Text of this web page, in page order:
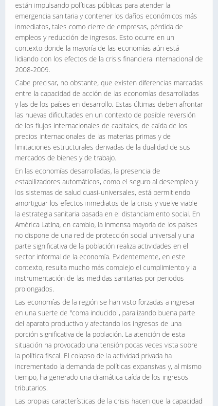
están impulsando políticas públicas para atender la
emergencia sanitaria y contener los daños económicos más
inmediatos, tales como cierre de empresas, pérdida de
empleos y reducción de ingresos. Esto ocurre en un
contexto donde la mayoría de las economías aún está
lidiando con los efectos de la crisis financiera internacional de
2008-2009.
Cabe precisar, no obstante, que existen diferencias marcadas
entre la capacidad de acción de las economías desarrolladas
y las de los países en desarrollo. Estas últimas deben afrontar
las nuevas dificultades en un contexto de posible reversión
de los flujos internacionales de capitales, de caída de los
precios internacionales de las materias primas y de
limitaciones estructurales derivadas de la dualidad de sus
mercados de bienes y de trabajo.
En las economías desarrolladas, la presencia de
estabilizadores automáticos, como el seguro al desempleo y
los sistemas de salud cuasi-universales, está permitiendo
amortiguar los efectos inmediatos de la crisis y vuelve viable
la estrategia sanitaria basada en el distanciamiento social. En
América Latina, en cambio, la inmensa mayoría de los países
no dispone de una red de protección social universal y una
parte significativa de la población realiza actividades en el
sector informal de la economía. Evidentemente, en este
contexto, resulta mucho más complejo el cumplimiento y la
instrumentación de las medidas sanitarias por periodos
prolongados.
Las economías de la región se han visto forzadas a ingresar
en una suerte de "coma inducido", paralizando buena parte
del aparato productivo y afectando los ingresos de una
porción significativa de la población. La atención de esta
situación ha provocado una tensión pocas veces vista sobre
la política fiscal. El colapso de la actividad privada ha
incrementado la demanda de políticas expansivas y, al mismo
tiempo, ha generado una dramática caída de los ingresos
tributarios.
Las propias características de la crisis hacen que la capacidad